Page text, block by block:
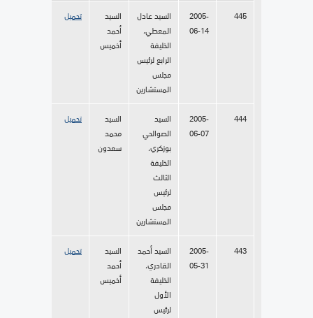
445
2005-
06-14
السيد عادل
المعطي،
الخليفة
الرابع لرئيس
مجلس
المستشارين
السيد
أحمد
أخميس
تحميل
444
2005-
06-07
السيد
الصوالحي
بوزكري،
الخليفة
الثالث
لرئيس
مجلس
المستشارين
السيد
محمد
سعدون
تحميل
443
2005-
05-31
السيد أحمد
القادري،
الخليفة
الأول
لرئيس
السيد
أحمد
أخميس
تحميل